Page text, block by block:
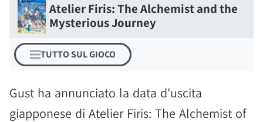
Atelier Firis: The Alchemist and the
Mysterious Journey
TUTTO SUL GIOCO
Gust ha annunciato la data d'uscita
giapponese di Atelier Firis: The Alchemist of